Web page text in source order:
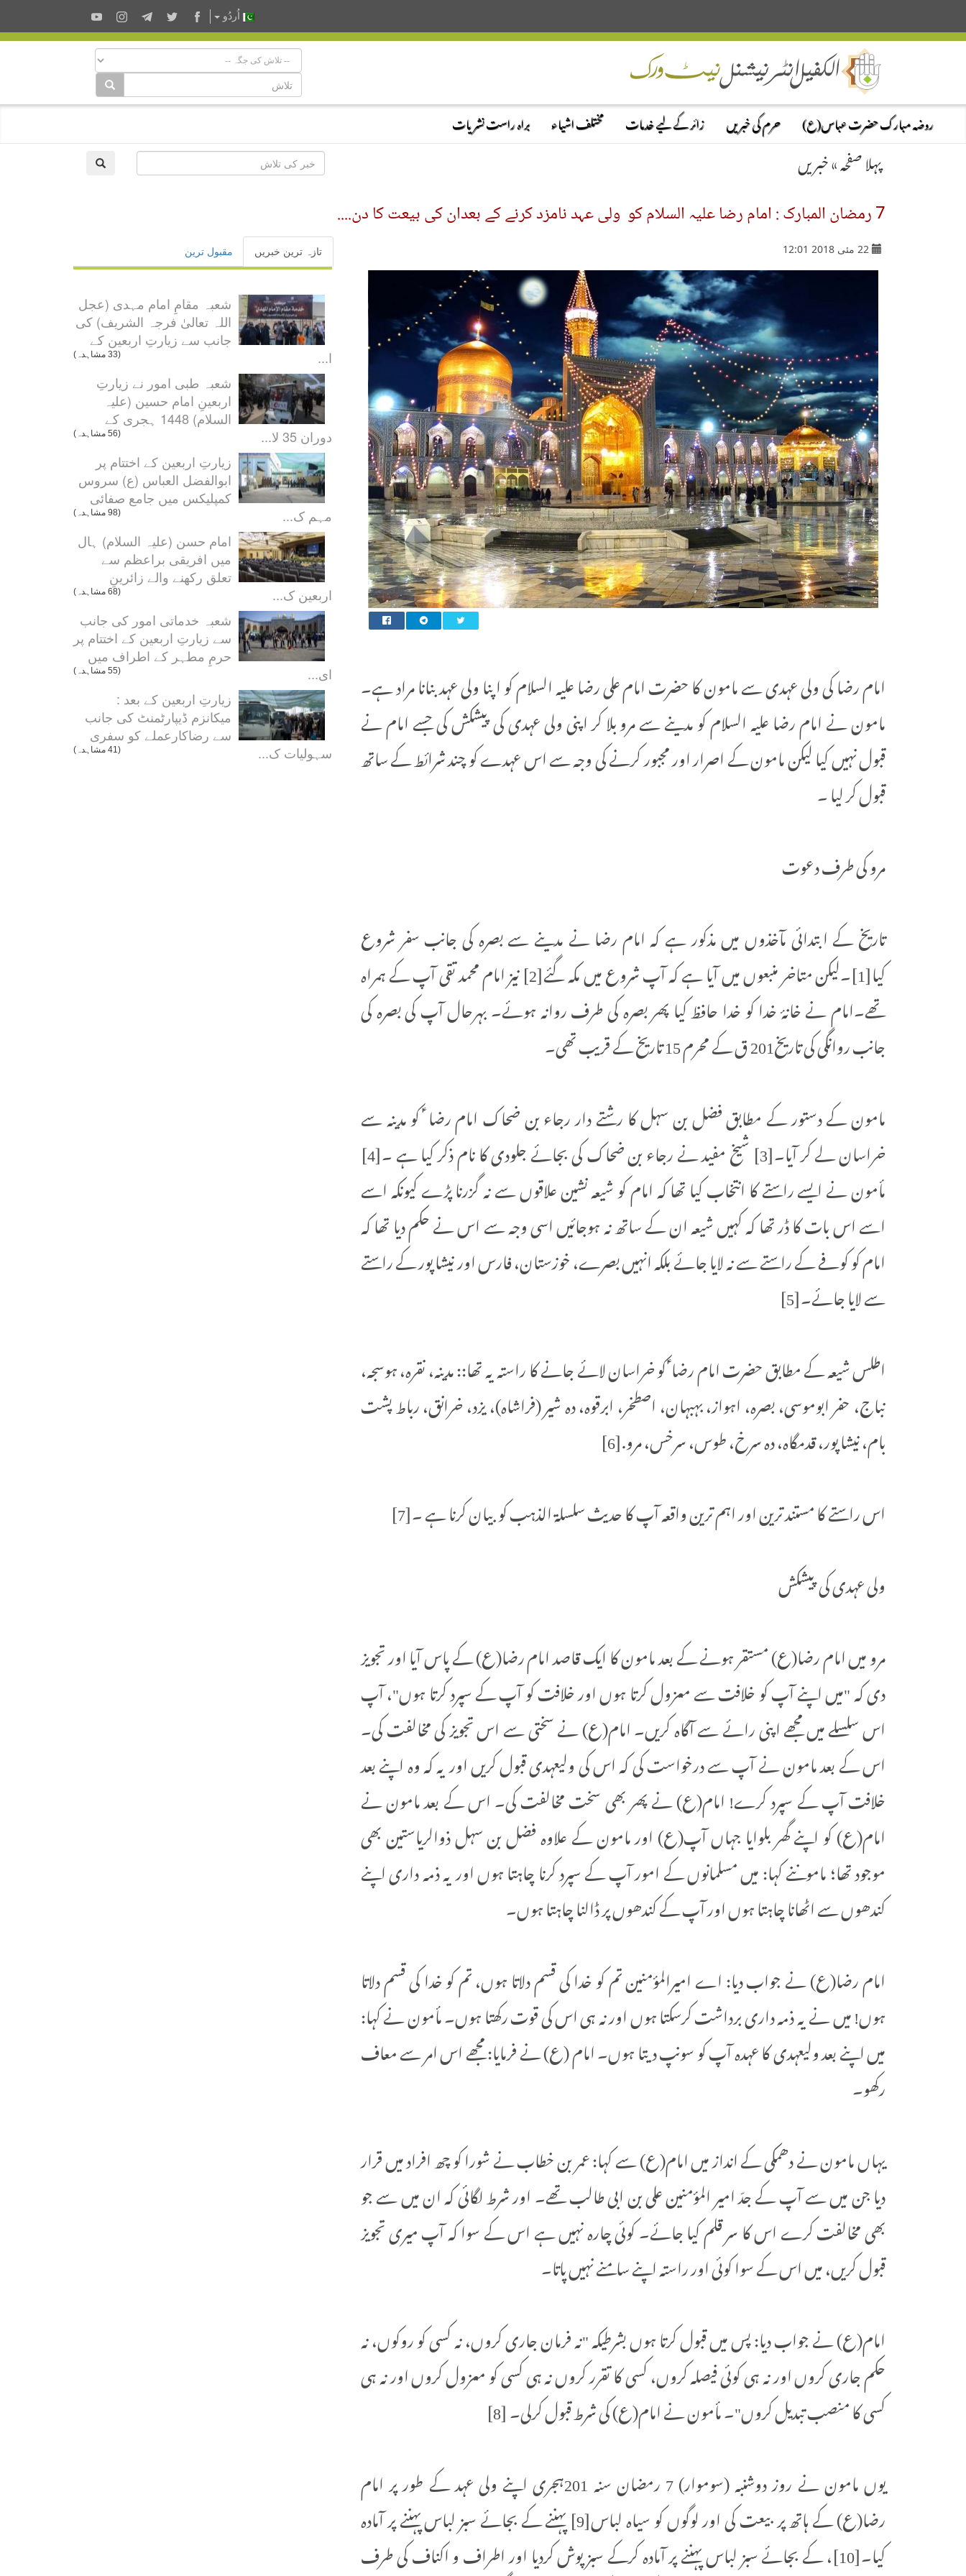
اُردُو
روضہ مبارک حضرت عباس(ع) حرم کی خبریں زائر کے لیے خدمات مختلف اشیاء براہ راست نشریات
پہلا صفحہ»خبریں
7 رمضان المبارک : امام رضا علیہ السلام کو ولی عہد نامزد کرنے کے بعدان کی بیعت کا دن....
22 مئی 2018 12:01
امام رضا کی ولی عہدی سے مامون کا حضرت امام علی رضا علیہ السلام کو اپنا ولی عہد بنانا مراد ہے۔
مامون نے امام رضا علیہ السلام کو مدینے سے مرو بلا کر اپنی ولی عہدی کی پیشکش کی جسے امام نے
قبول نہیں کیا لیکن مامون کے اصرار اور مجبور کرنے کی وجہ سے اس عہدے کو چند شرائط کے ساتھ
قبول کر لیا ۔
مرو کی طرف دعوت
تاریخ کے ابتدائی مآخذوں میں مذکور ہے کہ امام رضا نے مدینے سے بصرہ کی جانب سفر شروع
کیا[1]۔لیکن متاخر منبعوں میں آیا ہے کہ آپ شروع میں مکہ گئے[2] نیز امام محمد تقی آپ کے ہمراہ
تھے۔امام نے خانۂ خدا کو خدا حافظ کیا پھر بصرہ کی طرف روانہ ہوئے۔ بہرحال آپ کی بصرہ کی
جانب روانگی کی تاریخ201 ق کے محرم 15 تاریخ کے قریب تھی۔
مامون کے دستور کے مطابق فضل بن سہل کا رشتے دار رجاء بن ضحاک امام رضا ؑ کو مدینہ سے
خراسان لے کر آیا۔[3] شیخ مفید نے رجاء بن ضحاک کی بجائے جلودی کا نام ذکر کیا ہے ۔[4]
مأمون نے ایسے راستے کا انتخاب کیا تھا کہ امام کو شیعہ نشین علاقوں سے نہ گزرنا پڑے کیونکہ اسے
اسے اس بات کا ڈر تھا کہ کہیں شیعہ ان کے ساتھ نہ ہوجائیں اسی وجہ سے اس نے حکم دیا تھا کہ
امام کو کوفے کے راستے سے نہ لایا جائے بلکہ انہیں بصرے، خوزستان، فارس اور نیشاپور کے راستے
سے لایا جائے۔[5]
اطلس شیعہ کے مطابق حضرت امام رضا ؑ کو خراسان لائے جانے کا راستہ یہ تھا:: مدینہ، نقره، ہوسجہ،
نباج، حفر ابوموسی، بصره، اہواز، بہبہان، اصطخر، ابرقوه، ده شیر (فراشاه)، یزد، خرانق، رباط پشت
بام، نیشاپور، قدمگاه، ده سرخ، طوس، سرخس، مرو.[6]
اس راستے کا مستند ترین اور اہم ترین واقعہ آپ کا حدیث سلسلۃ الذہب کو بیان کرنا ہے ۔[7]
ولی عہدی کی پیشکش
مرو میں امام رضا(ع) مستقر ہونے کے بعد مامون کا ایک قاصد امام رضا(ع) کے پاس آیا اور تجویز
دی کہ "میں اپنے آپ کو خلافت سے معزول کرتا ہوں اور خلافت کو آپ کے سپرد کرتا ہوں"، آپ
اس سلسلے میں مجھے اپنی رائے سے آگاہ کریں۔ امام(ع) نے سختی سے اس تجویز کی مخالفت کی۔
اس کے بعد مامون نے آپ سے درخواست کی کہ اس کی ولیعہدی قبول کریں اور یہ کہ وہ اپنے بعد
خلافت آپ کے سپرد کرے! امام(ع) نے پھر بھی سخت مخالفت کی۔ اس کے بعد مامون نے
امام(ع) کو اپنے گھر بلوایا جہاں آپ(ع) اور مامون کے علاوہ فضل بن سہل ذوالریاستین بھی
موجود تھا؛ ماموننے کہا: میں مسلمانوں کے امور آپ کے سپرد کرنا چاہتا ہوں اور یہ ذمہ داری اپنے
کندھوں سے اٹھانا چاہتا ہوں اور آپ کے کندھوں پر ڈالنا چاہتا ہوں۔
امام رضا(ع) نے جواب دیا: اے امیرالمؤمنین تم کو خدا کی قسم دلاتا ہوں، تم کو خدا کی قسم دلاتا
ہوں! میں نے یہ ذمہ داری برداشت کرسکتا ہوں اور نہ ہی اس کی قوت رکھتا ہوں۔ مأمون نے کہا:
میں اپنے بعد ولیعہدی کا عہدہ آپ کو سونپ دیتا ہوں۔ امام (ع) نے فرمایا: مجھے اس امر سے معاف
رکھو۔
یہاں مامون نے دھمکی کے انداز میں امام(ع) سے کہا: عمر بن خطاب نے شورا کو چھ افراد میں قرار
دیا جن میں سے آپ کے جدّ امیر المؤمنین علی بن ابی طالب تھے۔ اور شرط لگائی کہ ان میں سے جو
بھی مخالفت کرے اس کا سر قلم کیا جائے۔ کوئی چارہ نہيں ہے اس کے سوا کہ آپ میری تجویز
قبول کریں، میں اس کے سوا کوئی اور راستہ اپنے سامنے نہيں پاتا۔
امام(ع) نے جواب دیا: پس میں قبول کرتا ہوں بشرطیکہ "نہ فرمان جاری کروں، نہ کسی کو روکوں، نہ
حکم جاری کروں اور نہ ہی کوئی فیصلہ کروں، کسی کا تقرر کروں نہ ہی کسی کو معزول کروں اور نہ ہی
کسی کا منصب تبدیل کروں"۔ مأمون نے امام(ع) کی شرط قبول کرلی۔ [8]
یوں مامون نے روز دوشنبہ (سوموار) 7 رمضان سنہ 201ہجری اپنے ولی عہد کے طور پر امام
رضا(ع) کے ہاتھ پر بیعت کی اور لوگوں کو سیاہ لباس[9] پہننے کے بجائے سبز لباس پہننے پر آمادہ
کیا۔[10]، کے بجائے سبز لباس پہننے پر آمادہ کرکے سبز پوش کردیا اور اطراف و اکناف کی طرف
تازہ ترین خبریں مقبول ترین
شعبہ مقامِ امام مہدی (عجل
اللہ تعالیٰ فرجہ الشریف) کی
جانب سے زیارتِ اربعین کے
ا...
(33 مشاہدہ)
شعبہ طبی امور نے زیارتِ
اربعینِ امام حسین (علیہ
السلام) 1448 ہجری کے
دوران 35 لا...
(56 مشاہدہ)
زیارتِ اربعین کے اختتام پر
ابوالفضل العباس (ع) سروس
کمپلیکس میں جامع صفائی
مہم ک...
(98 مشاہدہ)
امام حسن (علیہ السلام) ہال
میں افریقی براعظم سے
تعلق رکھنے والے زائرینِ
اربعین ک...
(68 مشاہدہ)
شعبہ خدماتی امور کی جانب
سے زیارتِ اربعین کے اختتام پر
حرمِ مطہر کے اطراف میں
ای...
(55 مشاہدہ)
زیارتِ اربعین کے بعد :
میکانزم ڈیپارٹمنٹ کی جانب
سے رضاکارعملے کو سفری
سہولیات ک...
(41 مشاہدہ)